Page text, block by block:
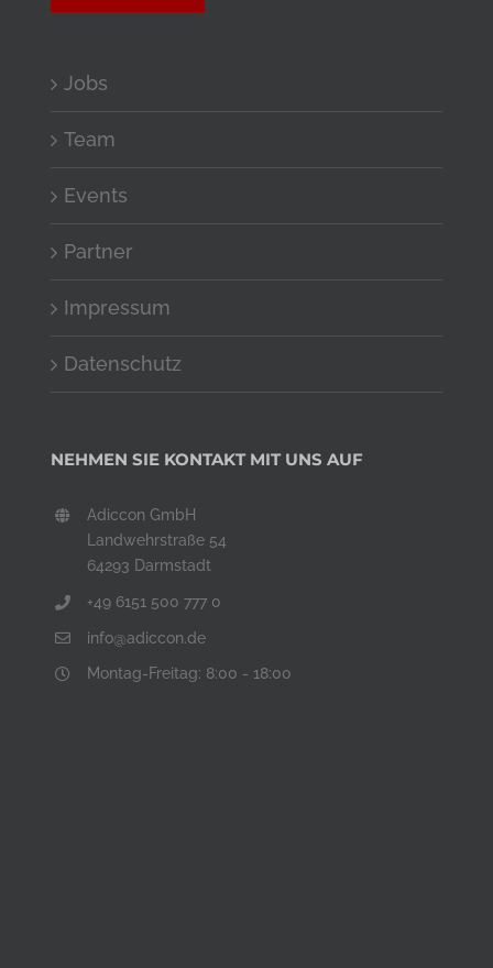
Jobs
Team
Events
Partner
Impressum
Datenschutz
NEHMEN SIE KONTAKT MIT UNS AUF
Adiccon GmbH
Landwehrstraße 54
64293 Darmstadt
+49 6151 500 777 0
info@adiccon.de
Montag-Freitag: 8:00 - 18:00